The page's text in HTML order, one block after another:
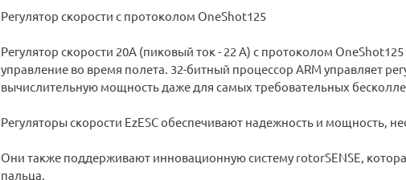
Регулятор скорости с протоколом OneShot125
Регулятор скорости 20А (пиковый ток - 22 А) с протоколом
управление во время полета. 32-битный процессор ARM управляет
вычислительную мощность даже для самых требовательных
Регуляторы скорости EzESC обеспечивают надежность и мощность,
Они также поддерживают инновационную систему rotorSENSE,
пальца.